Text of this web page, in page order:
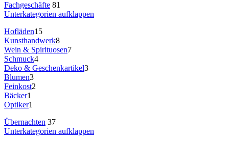
Fachgeschäfte 81
Unterkategorien aufklappen
Hofläden15
Kunsthandwerk8
Wein & Spirituosen7
Schmuck4
Deko & Geschenkartikel3
Blumen3
Feinkost2
Bäcker1
Optiker1
Übernachten 37
Unterkategorien aufklappen